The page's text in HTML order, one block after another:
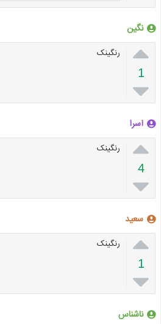
نگین

1

رنگینک
اسرا

4

رنگینک
سعید

1

رنگینک
ناشناس